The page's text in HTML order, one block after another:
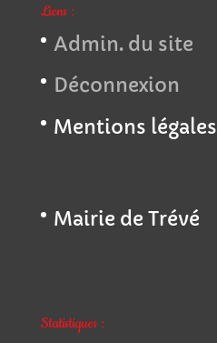
Liens :
Admin. du site
Déconnexion
Mentions légales
Mairie de Trévé
Statistiques :